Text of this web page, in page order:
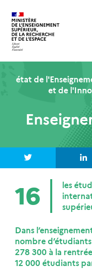
état de
et de
16
les
Dans
nombre
278 300 à la
12 000 étudiants